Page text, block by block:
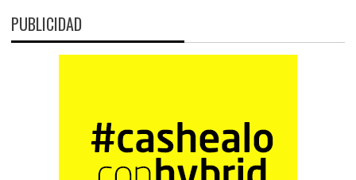
PUBLICIDAD